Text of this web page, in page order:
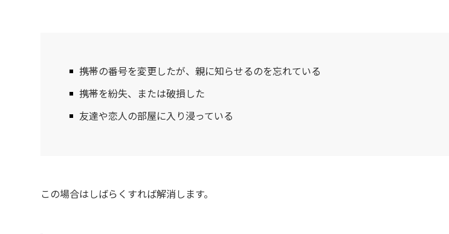
携帯の番号を変更したが、親に知らせるのを忘れている
携帯を紛失、または破損した
友達や恋人の部屋に入り浸っている
この場合はしばらくすれば解消します。